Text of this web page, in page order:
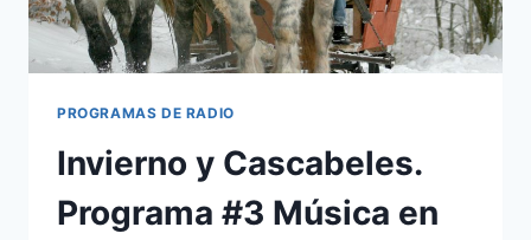
PROGRAMAS DE RADIO
Invierno y Cascabeles.
Programa #3 Música en